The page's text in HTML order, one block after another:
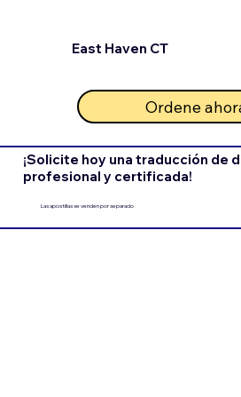
East Haven CT
Ordene
¡Solicite hoy una traducción de
profesional y certificada!
Las apostillas se venden por separado